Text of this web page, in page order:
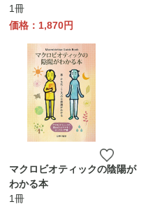
1冊
価格：1,870円
マクロビオティックの陰陽が
わかる本
1冊